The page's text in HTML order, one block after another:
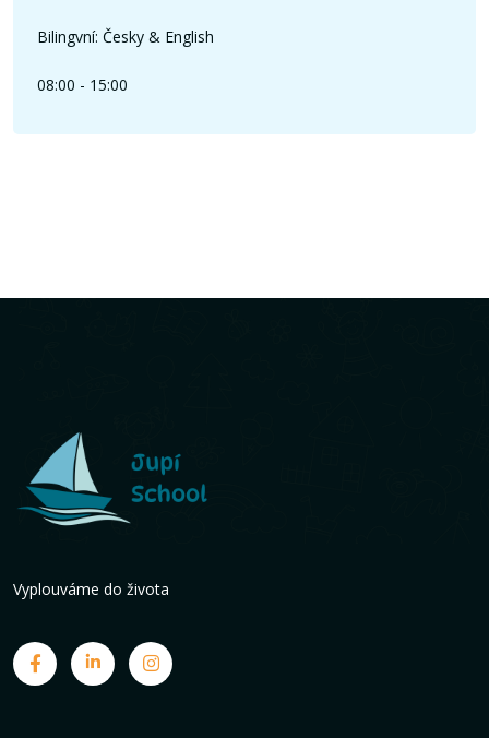
Bilingvní: Česky & English
08:00 - 15:00
Vyplouváme do života